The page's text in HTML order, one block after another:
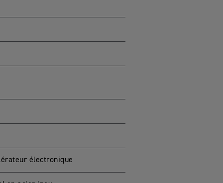
électronique